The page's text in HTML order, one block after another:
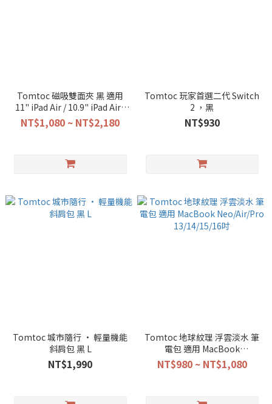
Tomtoc 磁吸雙面夾 黑 適用
11" iPad Air / 10.9" iPad Air /
11" iPad Pro
NT$1,080 ~ NT$2,180
Tomtoc 玩家首選二代 Switch
2 ，黑
NT$930
Tomtoc 城市隨行 • 輕量機能
斜肩包 黑 L
NT$1,990
Tomtoc 地球紋理 浮雲淡水 筆
電包 適用 MacBook
Neo/Air/Pro 13/14/15/16吋
NT$980 ~ NT$1,080